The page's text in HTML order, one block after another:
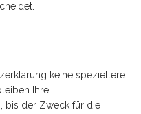
keine speziellere
Ihre
bis der Zweck für die